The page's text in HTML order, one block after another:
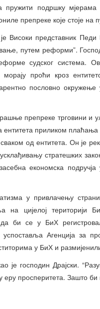
пружити подршку
препреке које стоје на
Високи представник
путем реформи”.
судског
морају проћи кроз
пословно
препреке трговини и
ентитета приликом
од ентитета. Он је
стратешких
економска подручја
у привлачењу
на цијелој територији
да би се у БиХ
успоставља Агенција за
у БиХ и
је господин Драјски.
еру просперитета. Зашто